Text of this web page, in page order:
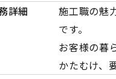
詳細
施工職の魅
です。
お客様の暮
かたむけ、